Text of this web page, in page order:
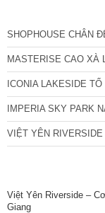
SHOPHOUSE CHÂN
MASTERISE CAO XÀ
ICONIA LAKESIDE
IMPERIA SKY PARK
VIỆT YÊN
Việt Yên Riverside –
Giang